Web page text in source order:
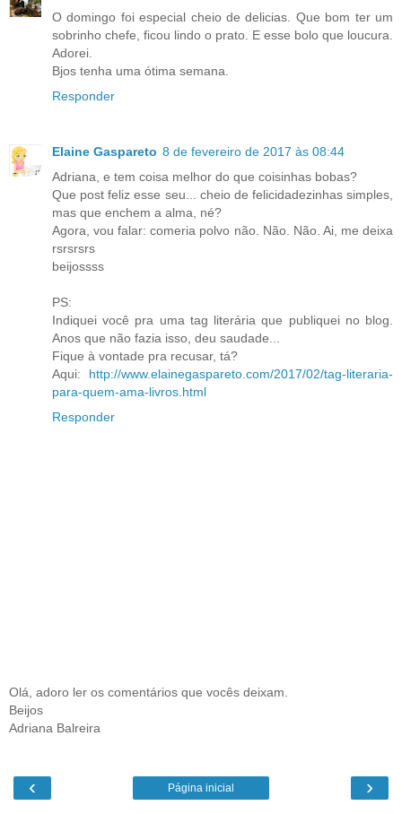
O domingo foi especial cheio de delicias. Que bom ter um
sobrinho chefe, ficou lindo o prato. E esse bolo que loucura.
Adorei.
Bjos tenha uma ótima semana.
Responder
Elaine Gaspareto 8 de fevereiro de 2017 às 08:44
Adriana, e tem coisa melhor do que coisinhas bobas?
Que post feliz esse seu... cheio de felicidadezinhas simples,
mas que enchem a alma, né?
Agora, vou falar: comeria polvo não. Não. Não. Ai, me deixa
rsrsrsrs
beijossss
PS:
Indiquei você pra uma tag literária que publiquei no blog.
Anos que não fazia isso, deu saudade...
Fique à vontade pra recusar, tá?
Aqui: http://www.elainegaspareto.com/2017/02/tag-literaria-
para-quem-ama-livros.html
Responder
Olá, adoro ler os comentários que vocês deixam.
Beijos
Adriana Balreira
‹ ›
Página inicial